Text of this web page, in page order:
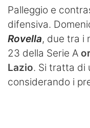
Palleggio e
difensiva.
Rovella, due tra i
23 della Serie A
Lazio. Si tratta di
considerando i